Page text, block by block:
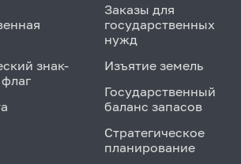
знак-
Заказы для
государственных
нужд
Изъятие земель
Государственный
баланс запасов
Стратегическое
планирование